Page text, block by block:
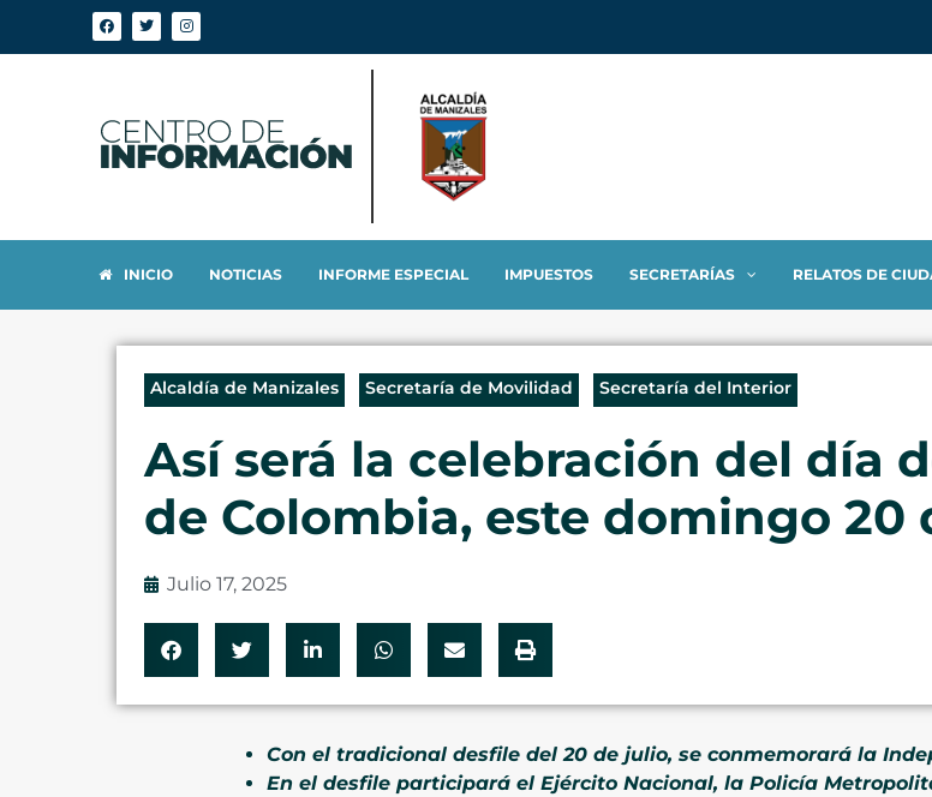
INICIO NOTICIAS INFORME ESPECIAL IMPUESTOS SECRETARÍAS RELATOS DE
Alcaldía de Manizales Secretaría de Movilidad Secretaría del Interior
Así será la celebración del día
de Colombia, este domingo 20
Julio 17, 2025
Con el tradicional desfile del 20 de julio, se conmemorará la
En el desfile participará el Ejército Nacional, la Policía